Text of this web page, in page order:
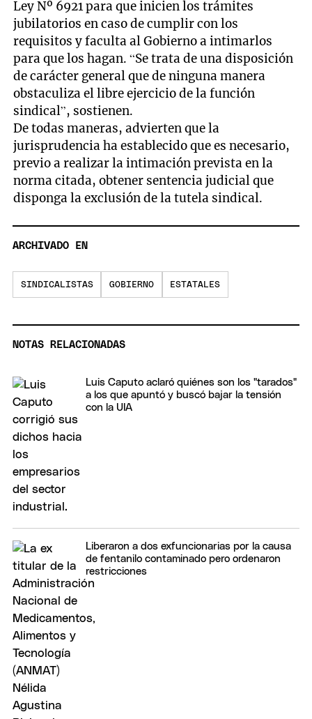
Ley Nº 6921 para que inicien los trámites
jubilatorios en caso de cumplir con los
requisitos y faculta al Gobierno a intimarlos
para que los hagan. “Se trata de una disposición
de carácter general que de ninguna manera
obstaculiza el libre ejercicio de la función
sindical”, sostienen.
De todas maneras, advierten que la
jurisprudencia ha establecido que es necesario,
previo a realizar la intimación prevista en la
norma citada, obtener sentencia judicial que
disponga la exclusión de la tutela sindical.
ARCHIVADO EN
SINDICALISTAS GOBIERNO ESTATALES
NOTAS RELACIONADAS
Luis Caputo aclaró quiénes son los "tarados"
a los que apuntó y buscó bajar la tensión
con la UIA
Liberaron a dos exfuncionarias por la causa
de fentanilo contaminado pero ordenaron
restricciones